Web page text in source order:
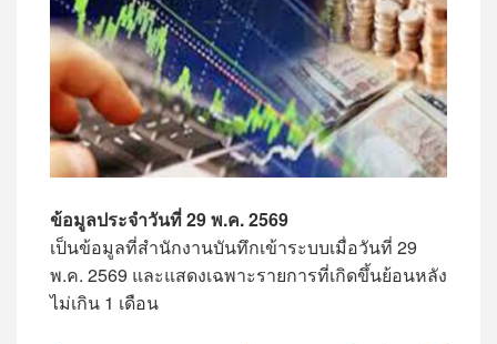
ข้อมูลประจำวันที่ 29 พ.ค. 2569
เป็นข้อมูลที่สำนักงานบันทึกเข้าระบบเมื่อวันที่ 29
พ.ค. 2569 และแสดงเฉพาะรายการที่เกิดขึ้นย้อนหลัง
ไม่เกิน 1 เดือน